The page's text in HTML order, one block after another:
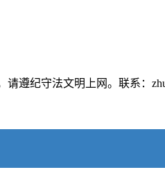
遵纪守法文明上网。联系：